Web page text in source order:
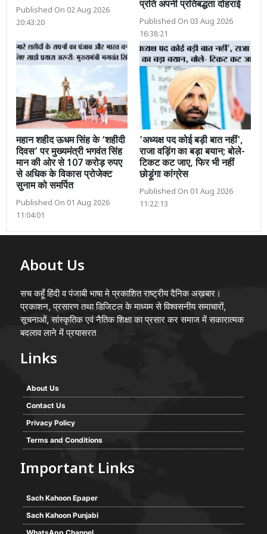
Published On 02 Aug 2026
20:43:20
प्रति अपनी प्रतिबद्धता दोहराई
Published On 03 Aug 2026
16:38:21
महान शहीद ऊधम सिंह के ‘शहीदी
दिवस’ पर मुख्यमंत्री भगवंत सिंह
मान की ओर से 107 करोड़ रुपए
से अधिक के विकास प्रोजेक्ट
सुनाम को समर्पित
Published On 01 Aug 2026
11:04:01
'अध्यक्ष पद कोई बड़ी बात नहीं',
राजा वड़िंग का बड़ा बयान; बोले-
टिकट कट जाए, फिर भी नहीं
छोड़ूंगा कांग्रेस
Published On 01 Aug 2026
11:22:13
About Us
सच कहूँ हिंदी व पंजाबी भाषा मे प्रकाशित राष्ट्रीय दैनिक अख़बार।
प्रकाशन, प्रसारण तथा डिजिटल के माध्यम से विश्वसनीय समाचारों,
सूचनाओं, सांस्कृतिक एवं नैतिक शिक्षा का प्रसार कर समाज में सकारात्मक
बदलाव लाने में प्रयासरत
Links
About Us
Contact Us
Privacy Policy
Terms and Conditions
Important Links
Sach Kahoon Epaper
Sach Kahoon Punjabi